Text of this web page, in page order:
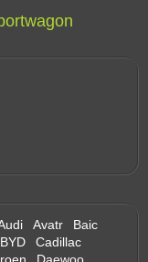
Avatr
Baic
BYD
Cadillac